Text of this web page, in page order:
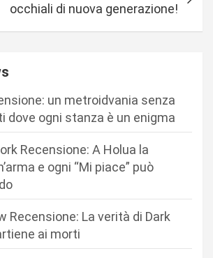
occhiali di nuova generazione!
un metroidvania senza
dove ogni stanza è un enigma
Recensione: A Holua la
e ogni “Mi piace” può
Recensione: La verità di Dark
ai morti